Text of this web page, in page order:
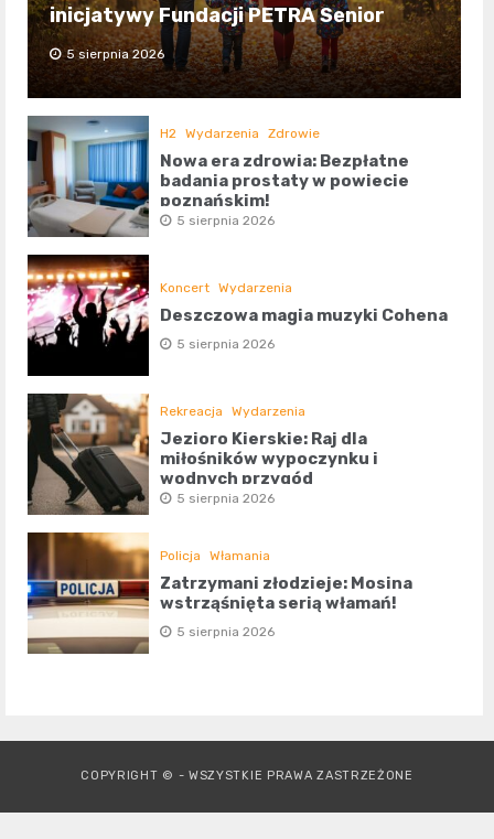
inicjatywy Fundacji PETRA Senior
5 sierpnia 2026
H2 Wydarzenia Zdrowie
Nowa era zdrowia: Bezpłatne
badania prostaty w powiecie
poznańskim!
5 sierpnia 2026
Koncert Wydarzenia
Deszczowa magia muzyki Cohena
5 sierpnia 2026
Rekreacja Wydarzenia
Jezioro Kierskie: Raj dla
miłośników wypoczynku i
wodnych przygód
5 sierpnia 2026
Policja Włamania
Zatrzymani złodzieje: Mosina
wstrząśnięta serią włamań!
5 sierpnia 2026
COPYRIGHT © - WSZYSTKIE PRAWA ZASTRZEŻONE